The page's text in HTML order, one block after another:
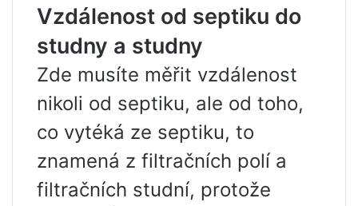
Vzdálenost od septiku do
studny a studny
Zde musíte měřit vzdálenost
nikoli od septiku, ale od toho,
co vytéká ze septiku, to
znamená z filtračních polí a
filtračních studní, protože